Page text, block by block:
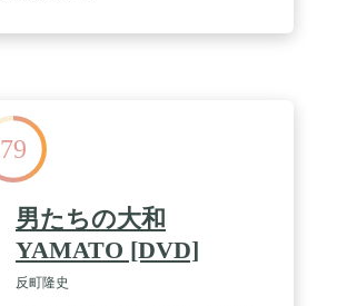
79
男たちの大和
YAMATO [DVD]
反町隆史